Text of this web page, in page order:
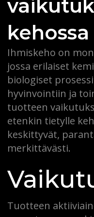
kehossa
Ihmiskeho on
jossa erilaiset
biologiset
hyvinvointiin ja
tuotteen
etenkin tietylle
keskittyvät,
merkittävästi.
Tuotteen